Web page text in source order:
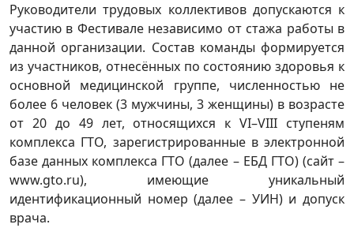
Руководители трудовых коллективов допускаются к
участию в Фестивале независимо от стажа работы в
данной организации. Состав команды формируется
из участников, отнесённых по состоянию здоровья к
основной медицинской группе, численностью не
более 6 человек (3 мужчины, 3 женщины) в возрасте
от 20 до 49 лет, относящихся к VI–VIII ступеням
комплекса ГТО, зарегистрированные в электронной
базе данных комплекса ГТО (далее – ЕБД ГТО) (сайт –
www.gto.ru), имеющие уникальный
идентификационный номер (далее – УИН) и допуск
врача.